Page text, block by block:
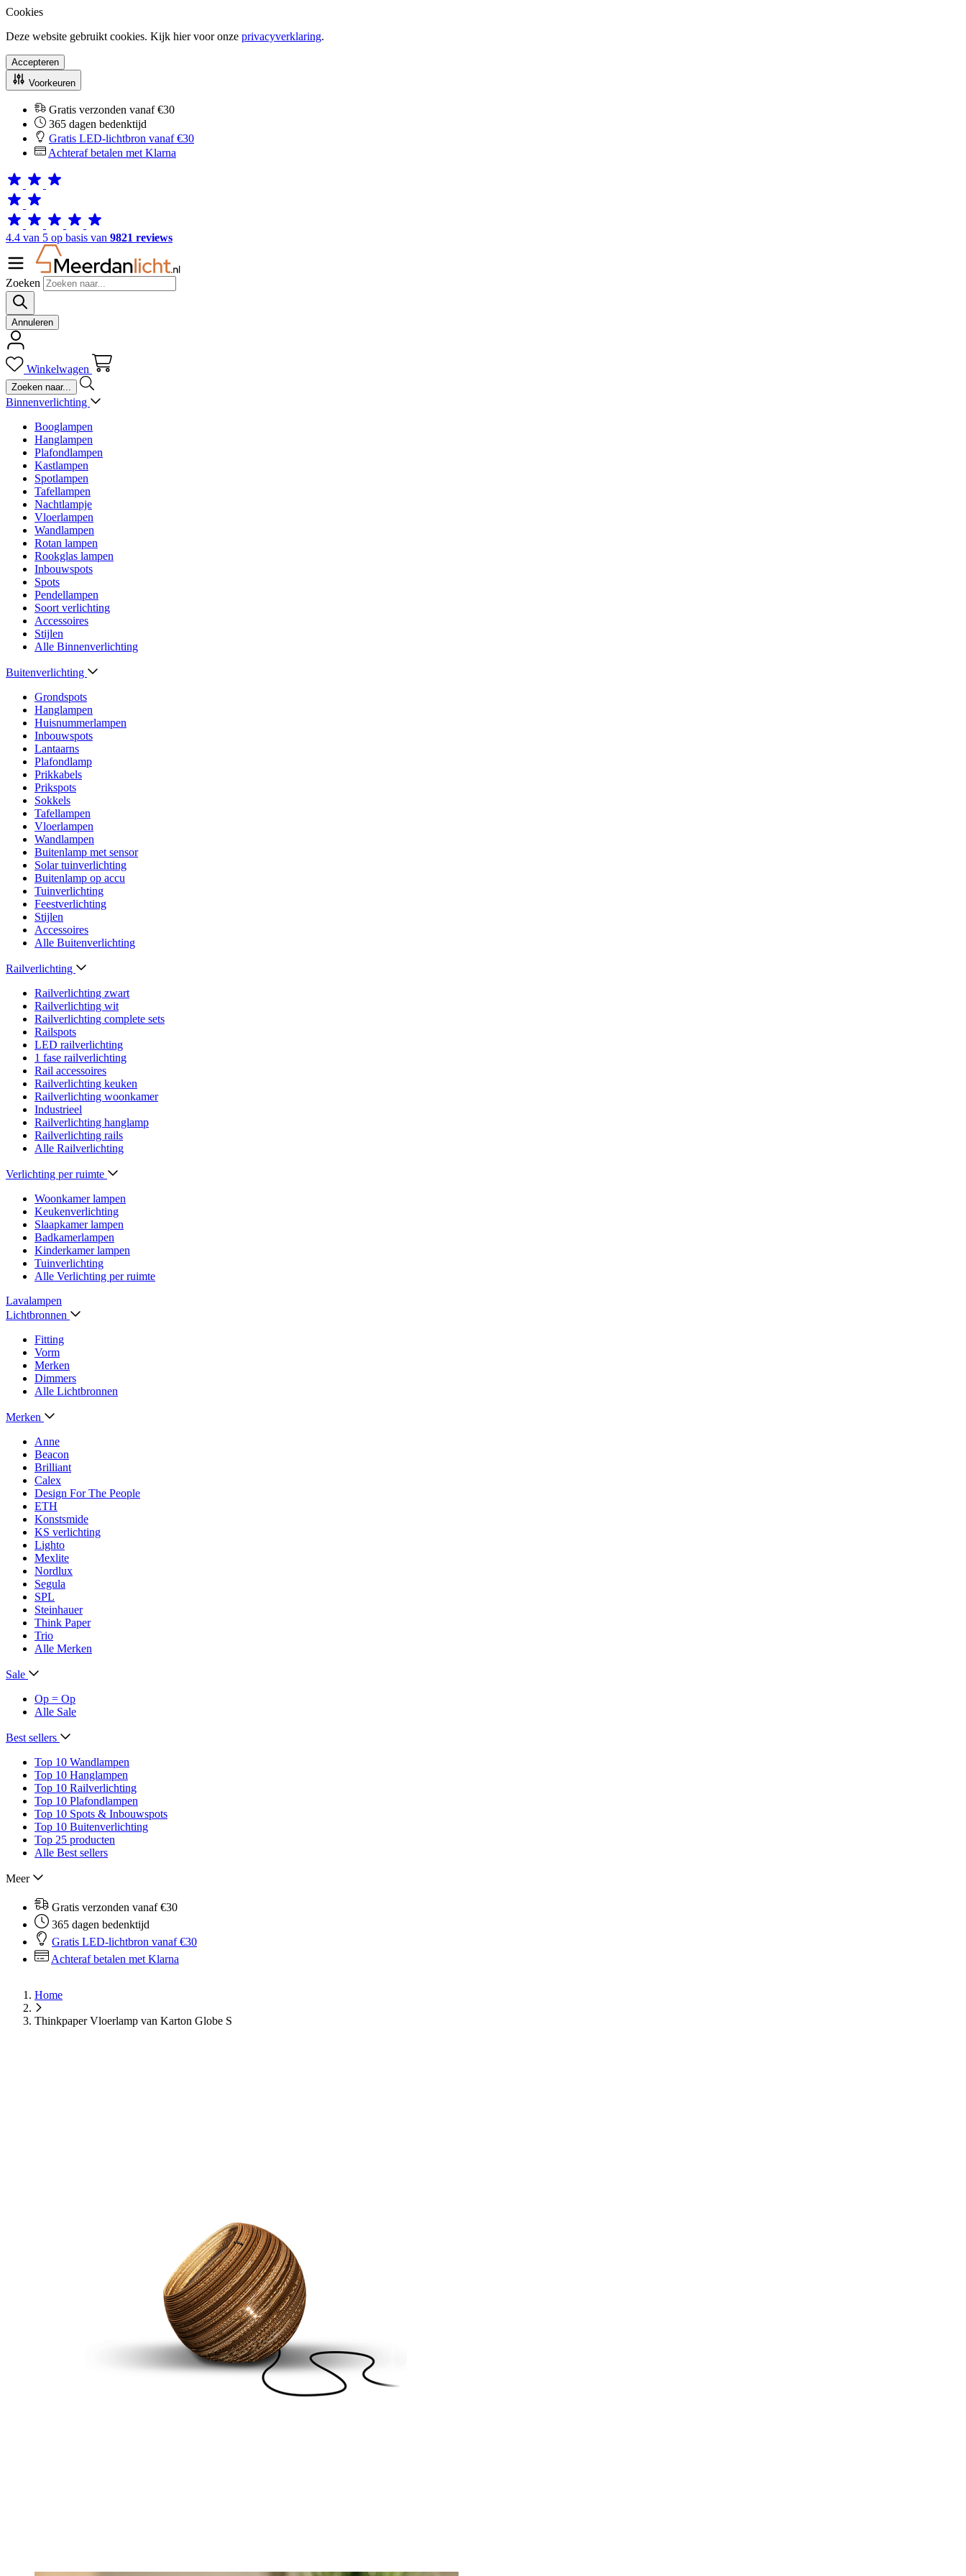
Cookies
Deze website gebruikt cookies. Kijk hier voor onze privacyverklaring.
Accepteren
Voorkeuren
Gratis verzonden vanaf €30
365 dagen bedenktijd
Gratis LED-lichtbron vanaf €30
Achteraf betalen met Klarna
4.4 van 5 op basis van 9821 reviews
Zoeken
Annuleren
Winkelwagen
Binnenverlichting
Booglampen
Hanglampen
Plafondlampen
Kastlampen
Spotlampen
Tafellampen
Nachtlampje
Vloerlampen
Wandlampen
Rotan lampen
Rookglas lampen
Inbouwspots
Spots
Pendellampen
Soort verlichting
Accessoires
Stijlen
Alle Binnenverlichting
Buitenverlichting
Grondspots
Hanglampen
Huisnummerlampen
Inbouwspots
Lantaarns
Plafondlamp
Prikkabels
Prikspots
Sokkels
Tafellampen
Vloerlampen
Wandlampen
Buitenlamp met sensor
Solar tuinverlichting
Buitenlamp op accu
Tuinverlichting
Feestverlichting
Stijlen
Accessoires
Alle Buitenverlichting
Railverlichting
Railverlichting zwart
Railverlichting wit
Railverlichting complete sets
Railspots
LED railverlichting
1 fase railverlichting
Rail accessoires
Railverlichting keuken
Railverlichting woonkamer
Industrieel
Railverlichting hanglamp
Railverlichting rails
Alle Railverlichting
Verlichting per ruimte
Woonkamer lampen
Keukenverlichting
Slaapkamer lampen
Badkamerlampen
Kinderkamer lampen
Tuinverlichting
Alle Verlichting per ruimte
Lavalampen
Lichtbronnen
Fitting
Vorm
Merken
Dimmers
Alle Lichtbronnen
Merken
Anne
Beacon
Brilliant
Calex
Design For The People
ETH
Konstsmide
KS verlichting
Lighto
Mexlite
Nordlux
Segula
SPL
Steinhauer
Think Paper
Trio
Alle Merken
Sale
Op = Op
Alle Sale
Best sellers
Top 10 Wandlampen
Top 10 Hanglampen
Top 10 Railverlichting
Top 10 Plafondlampen
Top 10 Spots & Inbouwspots
Top 10 Buitenverlichting
Top 25 producten
Alle Best sellers
Meer
Gratis verzonden vanaf €30
365 dagen bedenktijd
Gratis LED-lichtbron vanaf €30
Achteraf betalen met Klarna
Home
Thinkpaper Vloerlamp van Karton Globe S